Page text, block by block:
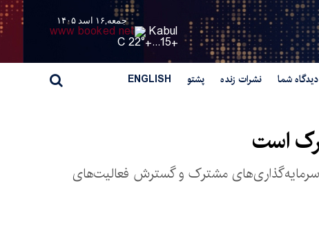
جمعه,۱۶ اسد ۱۴۰۵
Kabul
+
15...
+
22° C
دیدگاه شما نشرات زنده پشتو ENGLISH
است
سرمایه‌گذاری‌های مشترک و گسترش فعالیت‌های